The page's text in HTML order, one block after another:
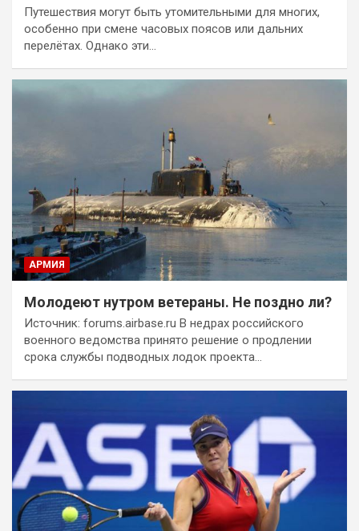
Путешествия могут быть утомительными для многих,
особенно при смене часовых поясов или дальних
перелётах. Однако эти…
АРМИЯ
Молодеют нутром ветераны. Не поздно ли?
Источник: forums.airbase.ru В недрах российского
военного ведомства принято решение о продлении
срока службы подводных лодок проекта…